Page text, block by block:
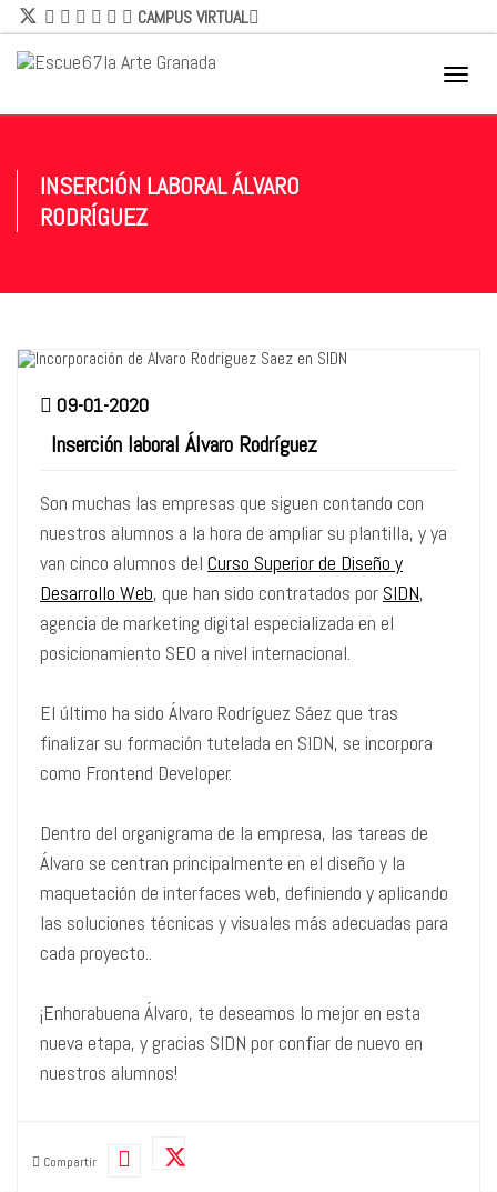
CAMPUS VIRTUAL
Movil
INSERCIÓN LABORAL ÁLVARO
RODRÍGUEZ
09-01-2020
Inserción laboral Álvaro Rodríguez
Son muchas las empresas que siguen contando con
nuestros alumnos a la hora de ampliar su plantilla, y ya
van cinco alumnos del Curso Superior de Diseño y
Desarrollo Web, que han sido contratados por SIDN,
agencia de marketing digital especializada en el
posicionamiento SEO a nivel internacional.
El último ha sido Álvaro Rodríguez Sáez que tras
finalizar su formación tutelada en SIDN, se incorpora
como Frontend Developer.
Dentro del organigrama de la empresa, las tareas de
Álvaro se centran principalmente en el diseño y la
maquetación de interfaces web, definiendo y aplicando
las soluciones técnicas y visuales más adecuadas para
cada proyecto..
¡Enhorabuena Álvaro, te deseamos lo mejor en esta
nueva etapa, y gracias SIDN por confiar de nuevo en
nuestros alumnos!
Compartir